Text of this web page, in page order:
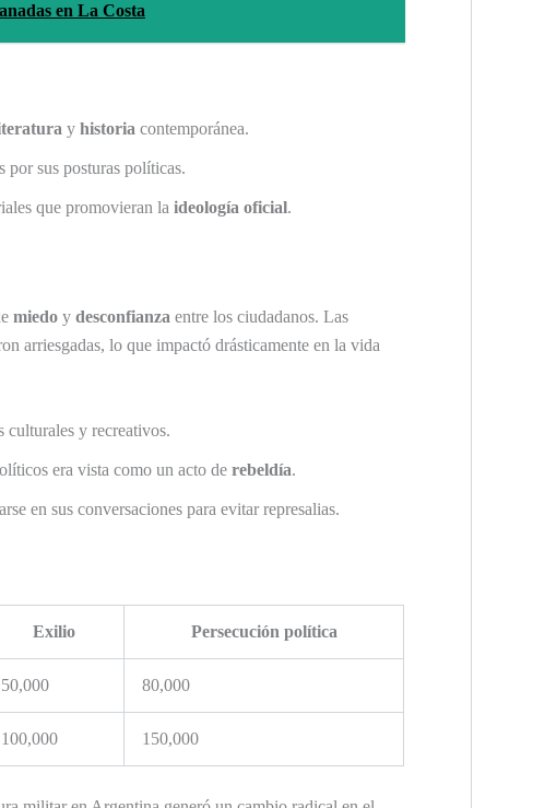
en La Costa
y historia contemporánea.
por sus posturas políticas.
que promovieran la ideología oficial.
miedo y desconfianza entre los ciudadanos. Las
arriesgadas, lo que impactó drásticamente en la vida
culturales y recreativos.
era vista como un acto de rebeldía.
en sus conversaciones para evitar represalias.
Exilio Persecución política
50,000 80,000
100,000 150,000